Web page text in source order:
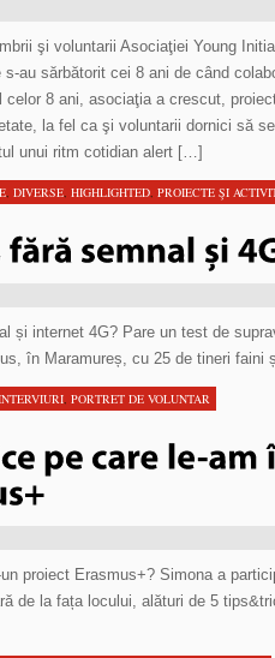
şi voluntarii Asociaţiei Young
au sărbătorit cei 8 ani de când
8 ani, asociaţia a crescut,
la fel ca şi voluntarii dornici să
unui ritm cotidian alert […]
, DIVERSE, HIGHLIGHTED, PROIECTE ŞI
și internet 4G? Pare un test de
în Maramureș, cu 25 de tineri
, PORTRET DE VOLUNTAR
proiect Erasmus+? Simona a
de la fața locului, alături de 5